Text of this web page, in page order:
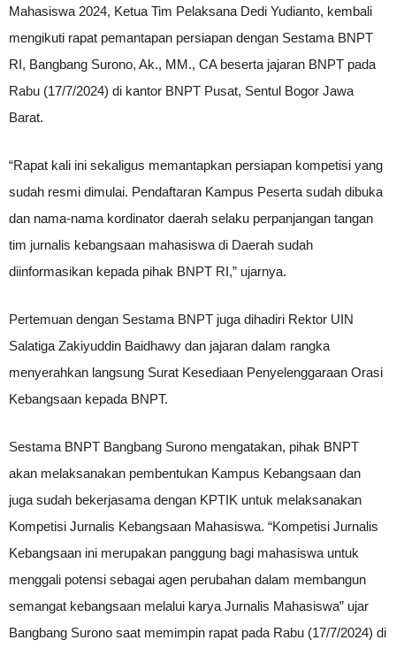
Mahasiswa 2024, Ketua Tim Pelaksana Dedi Yudianto, kembali
mengikuti rapat pemantapan persiapan dengan Sestama BNPT
RI, Bangbang Surono, Ak., MM., CA beserta jajaran BNPT pada
Rabu (17/7/2024) di kantor BNPT Pusat, Sentul Bogor Jawa
Barat.
“Rapat kali ini sekaligus memantapkan persiapan kompetisi yang
sudah resmi dimulai. Pendaftaran Kampus Peserta sudah dibuka
dan nama-nama kordinator daerah selaku perpanjangan tangan
tim jurnalis kebangsaan mahasiswa di Daerah sudah
diinformasikan kepada pihak BNPT RI,” ujarnya.
Pertemuan dengan Sestama BNPT juga dihadiri Rektor UIN
Salatiga Zakiyuddin Baidhawy dan jajaran dalam rangka
menyerahkan langsung Surat Kesediaan Penyelenggaraan Orasi
Kebangsaan kepada BNPT.
Sestama BNPT Bangbang Surono mengatakan, pihak BNPT
akan melaksanakan pembentukan Kampus Kebangsaan dan
juga sudah bekerjasama dengan KPTIK untuk melaksanakan
Kompetisi Jurnalis Kebangsaan Mahasiswa. “Kompetisi Jurnalis
Kebangsaan ini merupakan panggung bagi mahasiswa untuk
menggali potensi sebagai agen perubahan dalam membangun
semangat kebangsaan melalui karya Jurnalis Mahasiswa” ujar
Bangbang Surono saat memimpin rapat pada Rabu (17/7/2024) di